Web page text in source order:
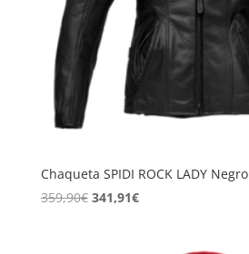
Chaqueta SPIDI ROCK LADY Negro
359,90€ El
341,91€El